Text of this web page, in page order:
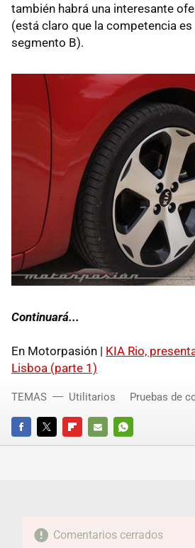
también habrá una interesante
(está claro que la competencia es
segmento B).
Continuará...
En Motorpasión | KIA Rio,
Lisboa (parte 1)
FACEBOOKTWITTERFLIPBOARD
E-
WHATSAPP
TEMAS Utilitarios Pruebas de
Comentarios cerrados